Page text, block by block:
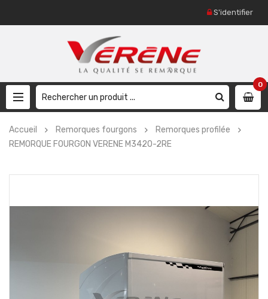
S'identifier
0
Accueil Remorques fourgons
Remorques profilée
REMORQUE FOURGON VERENE M3420-2RE